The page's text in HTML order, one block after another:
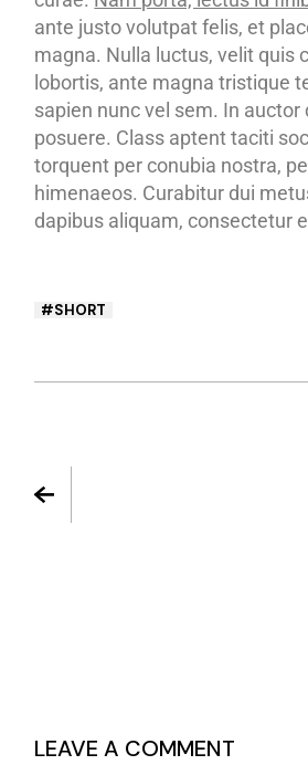
ante justo volutpat felis, et
magna. Nulla luctus, velit quis
lobortis, ante magna tristique
sapien nunc vel sem. In auctor
posuere. Class aptent taciti
torquent per conubia nostra,
himenaeos. Curabitur dui
dapibus aliquam, consectetur
SHORT
LEAVE A COMMENT